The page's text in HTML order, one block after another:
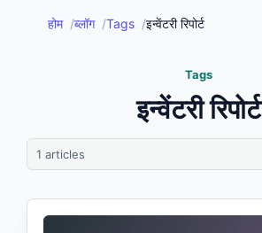
होम ब्लॉग Tags इन्वेंटरी रिपोर्ट
Tags
इन्वेंटरी रिपोर्ट
1 articles